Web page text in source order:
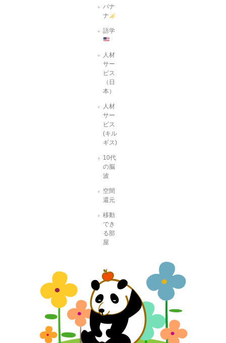
バナ
ナ
語学
人材
サー
ビス
（日
本）
人材
サー
ビス
(キル
ギス)
10代
の脳
波
空間
還元
移動
でき
る部
屋